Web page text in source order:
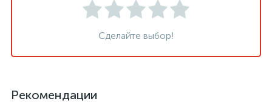
Сделайте выбор!
Рекомендации